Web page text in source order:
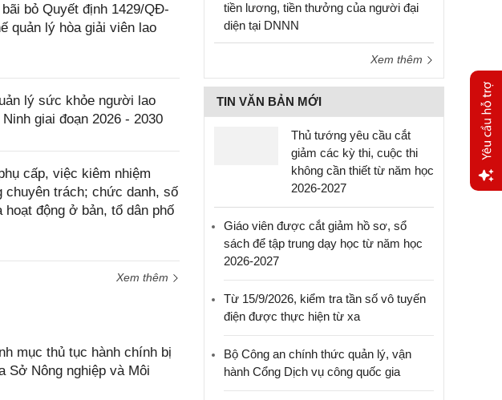
bỏ Quyết định 1429/QĐ-
quản lý hòa giải viên lao
lý sức khỏe người lao
giai đoạn 2026 - 2030
cấp, việc kiêm nhiệm
trách; chức danh, số
động ở bản, tổ dân phố
Xem thêm
mục thủ tục hành chính bị
Sở Nông nghiệp và Môi
tiền lương, tiền thưởng của người đại
diện tại DNNN
Xem thêm
TIN VĂN BẢN MỚI
Thủ tướng yêu cầu cắt
giảm các kỳ thi, cuộc thi
không cần thiết từ năm học
2026-2027
Giáo viên được cắt giảm hồ sơ, sổ
sách để tập trung dạy học từ năm học
2026-2027
Từ 15/9/2026, kiểm tra tần số vô tuyến
điện được thực hiện từ xa
Bộ Công an chính thức quản lý, vận
hành Cổng Dịch vụ công quốc gia